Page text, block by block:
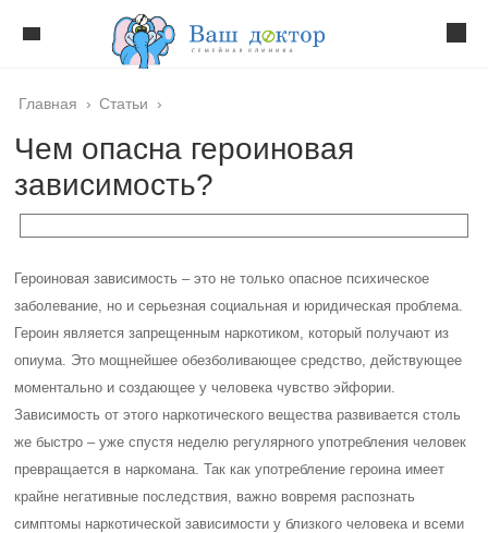
Главная › Статьи ›
Чем опасна героиновая
зависимость?
Героиновая зависимость – это не только опасное психическое
заболевание, но и серьезная социальная и юридическая проблема.
Героин является запрещенным наркотиком, который получают из
опиума. Это мощнейшее обезболивающее средство, действующее
моментально и создающее у человека чувство эйфории.
Зависимость от этого наркотического вещества развивается столь
же быстро – уже спустя неделю регулярного употребления человек
превращается в наркомана. Так как употребление героина имеет
крайне негативные последствия, важно вовремя распознать
симптомы наркотической зависимости у близкого человека и всеми